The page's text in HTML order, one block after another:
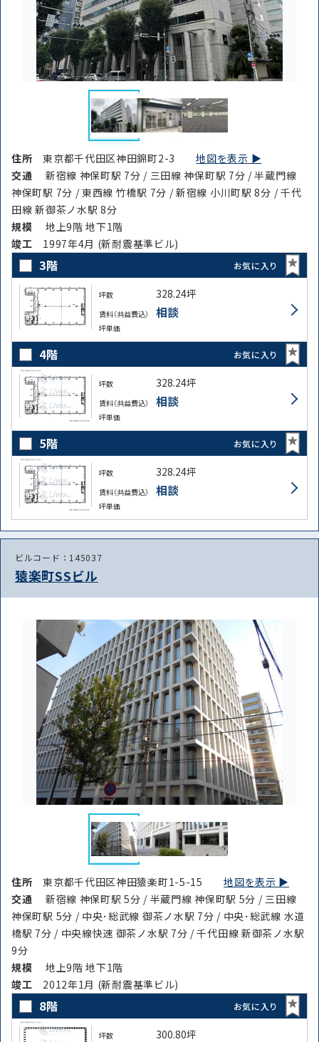
住所東京都千代田区神田錦町2-3地図を表示 ▶︎
交通
新宿線 神保町駅 7分 / 三田線 神保町駅 7分 / 半蔵門線
神保町駅 7分 / 東西線 竹橋駅 7分 / 新宿線 小川町駅 8分 / 千代
田線 新御茶ノ水駅 8分
規模
地上9階 地下1階
竣⼯ 1997年4月 (新耐震基準ビル)
3階 お気に入り
坪数 328.24坪
賃料（共益費込） 相談
坪単価
4階 お気に入り
坪数 328.24坪
賃料（共益費込） 相談
坪単価
5階 お気に入り
坪数 328.24坪
賃料（共益費込） 相談
坪単価
ビルコード：145037
猿楽町SSビル
住所東京都千代田区神田猿楽町1-5-15地図を表示 ▶︎
交通
新宿線 神保町駅 5分 / 半蔵門線 神保町駅 5分 / 三田線
神保町駅 5分 / 中央･総武線 御茶ノ水駅 7分 / 中央･総武線 水道
橋駅 7分 / 中央線快速 御茶ノ水駅 7分 / 千代田線 新御茶ノ水駅
9分
規模
地上9階 地下1階
竣⼯ 2012年1月 (新耐震基準ビル)
8階 お気に入り
坪数 300.80坪